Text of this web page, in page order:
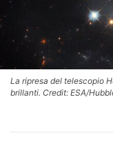
La ripresa del telescopio
brillanti. Credit: ESA/